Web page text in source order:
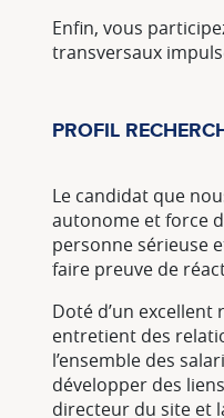
Enfin, vous
transversaux
PROFIL
Le candidat que
autonome et force
personne sérieuse
faire preuve de
Doté d’un
entretient des
l’ensemble des
développer des
directeur du site et